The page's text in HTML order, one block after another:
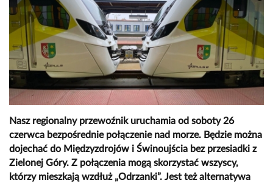
Nasz regionalny przewoźnik uruchamia od soboty 26
czerwca bezpośrednie połączenie nad morze. Będzie można
dojechać do Międzyzdrojów i Świnoujścia bez przesiadki z
Zielonej Góry. Z połączenia mogą skorzystać wszyscy,
którzy mieszkają wzdłuż „Odrzanki”. Jest też alternatywa